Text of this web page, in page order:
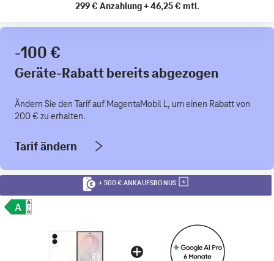
299 € Anzahlung+46,25 € mtl.
-100 €
Geräte-Rabatt bereits abgezogen
Ändern Sie den Tarif auf MagentaMobil L, um einen Rabatt von
200 € zu erhalten.
Tarif ändern
+ 500 € ANKAUFSBONUS